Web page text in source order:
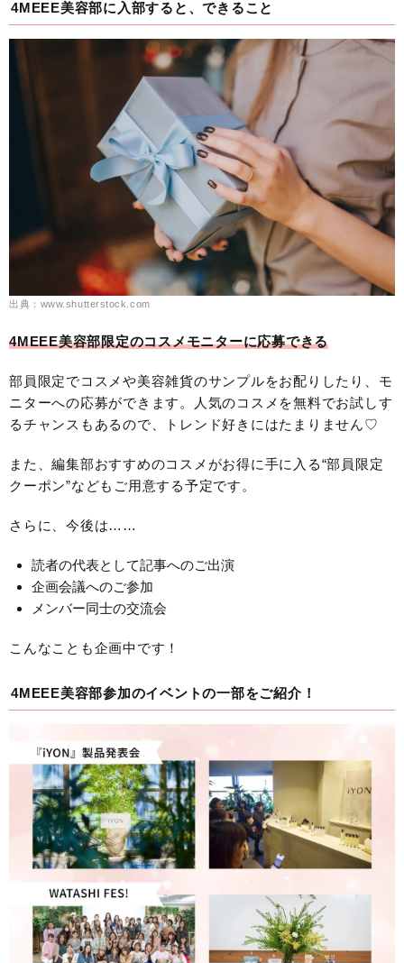
4MEEE美容部に入部すると、できること
出典：www.shutterstock.com
4MEEE美容部限定のコスメモニターに応募できる
部員限定でコスメや美容雑貨のサンプルをお配りしたり、モ
ニターへの応募ができます。人気のコスメを無料でお試しす
るチャンスもあるので、トレンド好きにはたまりません♡
また、編集部おすすめのコスメがお得に手に入る“部員限定
クーポン”などもご用意する予定です。
さらに、今後は……
読者の代表として記事へのご出演
企画会議へのご参加
メンバー同士の交流会
こんなことも企画中です！
4MEEE美容部参加のイベントの一部をご紹介！